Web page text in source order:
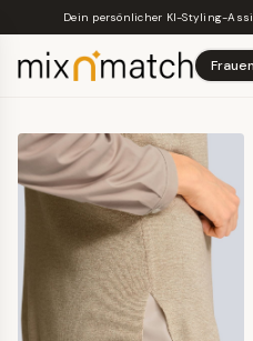
Skip to main content
Dein persönlicher KI-Styling-
Frauen